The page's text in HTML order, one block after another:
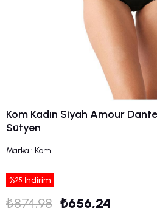
Kom Kadın Siyah Amour
Sütyen
Marka : Kom
%25 İndirim
₺874,98 ₺656,24